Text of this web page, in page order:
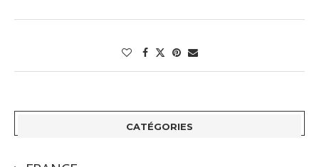
CATÉGORIES